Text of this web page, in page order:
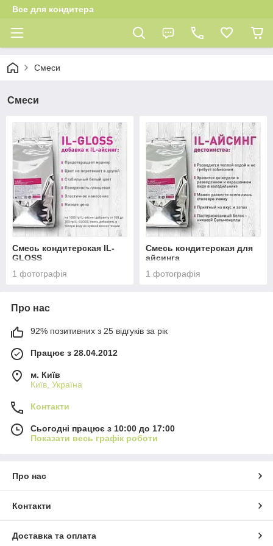
Все для кондитера
Смеси
Смеси
Смесь кондитерская IL-
GLOSS
1 фотографія
Смесь кондитерская для
айсинга
1 фотографія
Про нас
92% позитивних з 25 відгуків за рік
Працює з 28.04.2012
м. Київ
Київ, Україна
Контакти
Сьогодні працює з 10:00 до 17:00
Показати весь графік роботи
Про нас
Контакти
Доставка та оплата